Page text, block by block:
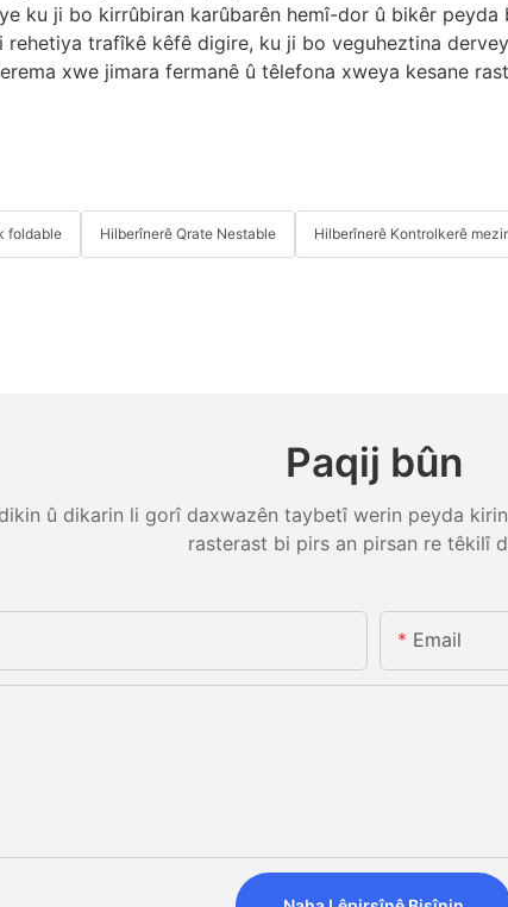
ku ji bo kirrûbiran karûbarên hemî-dor û bikêr peyda
trafîkê kêfê digire, ku ji bo veguheztina
xwe jimara fermanê û têlefona xweya kesane
foldable Hilberînerê Qrate Nestable Hilberînerê Kontrolkerê
Paqij bûn
û dikarin li gorî daxwazên taybetî werin peyda
rasterast bi pirs an pirsan re têkilî
Email